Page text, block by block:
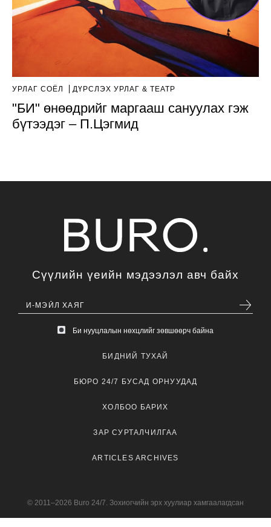
УРЛАГ СОЁЛ ДҮРСЛЭХ УРЛАГ & ТЕАТР
"БИ" өнөөдрийг маргааш сануулах гэж
бүтээдэг – П.Цэгмид
Сүүлийн үеийн мэдээлэл авч байх
Би нууцлалын нөхцлийг зөвшөөрч байна
БИДНИЙ ТУХАЙ
БЮРО 24/7 БУСАД ОРНУУДАД
ХОЛБОО БАРИХ
ЗАР СУРТАЛЧИЛГАА
ARTICLES ARCHIVES
© 2011–2026 Buro 24/7. Зохиогчийн эрх хуулиар хамгаалагдсан